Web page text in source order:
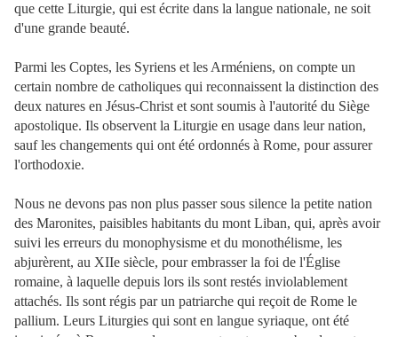
que cette Liturgie, qui est écrite dans la langue nationale, ne soit
d'une grande beauté.
Parmi les Coptes, les Syriens et les Arméniens, on compte un
certain nombre de catholiques qui reconnaissent la distinction des
deux natures en Jésus-Christ et sont soumis à l'autorité du Siège
apostolique. Ils observent la Liturgie en usage dans leur nation,
sauf les changements qui ont été ordonnés à Rome, pour assurer
l'orthodoxie.
Nous ne devons pas non plus passer sous silence la petite nation
des Maronites, paisibles habitants du mont Liban, qui, après avoir
suivi les erreurs du monophysisme et du monothélisme, les
abjurèrent, au XIIe siècle, pour embrasser la foi de l'Église
romaine, à laquelle depuis lors ils sont restés inviolablement
attachés. Ils sont régis par un patriarche qui reçoit de Rome le
pallium. Leurs Liturgies qui sont en langue syriaque, ont été